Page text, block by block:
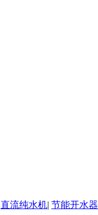
直流纯水机| 节能开水器